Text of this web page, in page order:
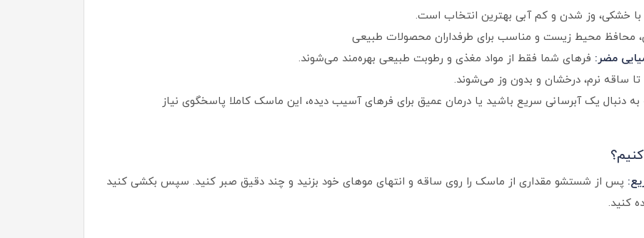
با خشکی، وز شدن و کم آبی بهترین انتخاب است.
محافظ محیط زیست و مناسب برای طرفداران محصولات طبیعی
مضر: فرهای شما فقط از مواد مغذی و رطوبت طبیعی بهره‌مند می‌شوند.
ساقه نرم، درخشان و بدون وز می‌شوند.
دنبال یک آبرسانی سریع باشید یا درمان عمیق برای فرهای آسیب دیده، این ماسک کاملا پاسخگوی نیاز
پس از شستشو مقداری از ماسک را روی ساقه و انتهای موهای خود بزنید و چند دقیق صبر کنید. سپس بکشی کنید
کنید.